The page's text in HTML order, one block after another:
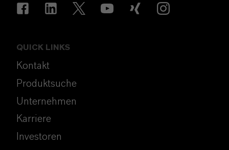
QUICK LINKS
Kontakt
Produktsuche
Unternehmen
Karriere
Investoren